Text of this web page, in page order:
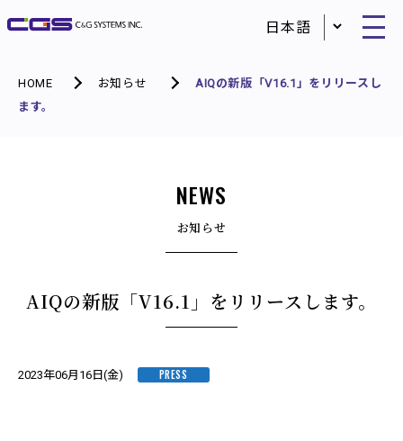
HOME お知らせ
AIQの新版「V16.1」をリリースし
ます。
NEWS
お知らせ
AIQの新版「V16.1」をリリースします。
2023年06月16日(金) PRESS